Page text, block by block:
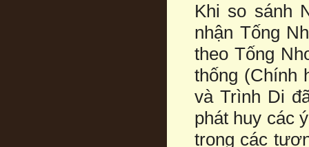
Khi so sánh
nhận Tống
theo Tống
thống (Chính
và Trình Di
phát huy các
trong các